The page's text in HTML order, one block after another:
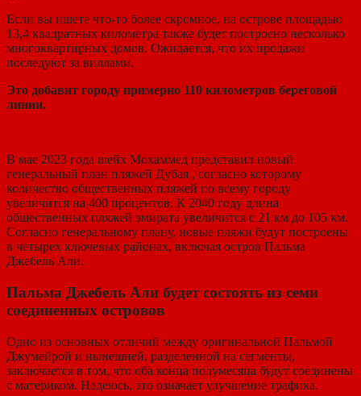
Если вы ищете что-то более скромное, на острове площадью
13,4 квадратных километра также будет построено несколько
многоквартирных домов. Ожидается, что их продажи
последуют за виллами.
Это добавит городу примерно 110 километров береговой
линии.
В мае 2023 года шейх Мохаммед представил новый
генеральный план пляжей Дубая , согласно которому
количество общественных пляжей по всему городу
увеличится на 400 процентов. К 2040 году длина
общественных пляжей эмирата увеличится с 21 км до 105 км.
Согласно генеральному плану, новые пляжи будут построены
в четырех ключевых районах, включая остров Пальма
Джебель Али.
Пальма Джебель Али будет состоять из семи
соединенных островов
Одно из основных отличий между оригинальной Пальмой
Джумейрой и нынешней, разделенной на сегменты,
заключается в том, что оба конца полумесяца будут соединены
с материком. Надеюсь, это означает улучшение трафика.